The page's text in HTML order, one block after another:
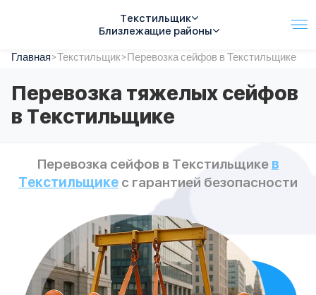
Текстильщик
Близлежащие районы
Услуги
Автопарк
Тарифы
Акции
Контакты
Спецтехника
Главная>Текстильщик>Перевозка сейфов в Текстильщике
Перевозка тяжелых сейфов
в Текстильщике
Перевозка сейфов в Текстильщике в
Текстильщике с гарантией безопасности